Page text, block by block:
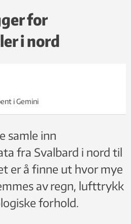
for
i nord
i Gemini
samle inn
fra Svalbard i nord til
er å finne ut hvor mye
av regn, lufttrykk
forhold.